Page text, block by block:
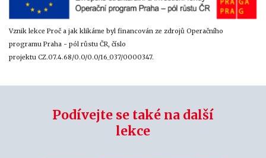
Vznik lekce Proč a jak klikáme byl financován ze zdrojů Operačního
programu Praha - pól růstu ČR, číslo
projektu CZ.07.4.68/0.0/0.0/16_037/0000347.
Podívejte se také na další
lekce